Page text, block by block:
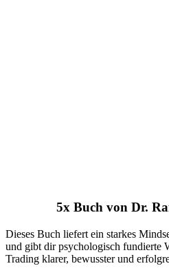
5x Buch von Dr.
Dieses Buch liefert ein starkes
und gibt dir psychologisch fundierte
Trading klarer, bewusster und